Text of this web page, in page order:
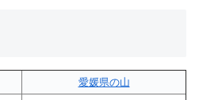
愛媛県の山